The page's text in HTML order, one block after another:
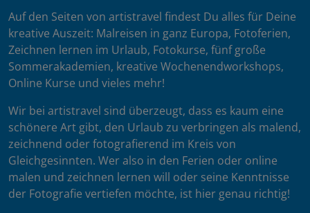
Auf den Seiten von artistravel findest Du alles für Deine
kreative Auszeit: Malreisen in ganz Europa, Fotoferien,
Zeichnen lernen im Urlaub, Fotokurse, fünf große
Sommerakademien, kreative Wochenendworkshops,
Online Kurse und vieles mehr!
Wir bei artistravel sind überzeugt, dass es kaum eine
schönere Art gibt, den Urlaub zu verbringen als malend,
zeichnend oder fotografierend im Kreis von
Gleichgesinnten. Wer also in den Ferien oder online
malen und zeichnen lernen will oder seine Kenntnisse
der Fotografie vertiefen möchte, ist hier genau richtig!